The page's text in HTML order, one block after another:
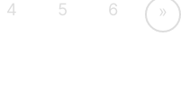
4 5 6 »